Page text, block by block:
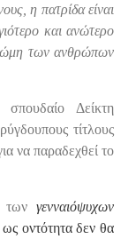
η πατρίδα είναι
και ανώτερο
των ανθρώπων
σπουδαίο Δείκτη
τίτλους
να παραδεχθεί το
των γενναιόψυχων
οντότητα δεν θα